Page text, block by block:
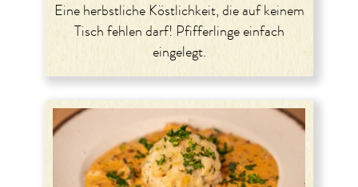
Eine herbstliche Köstlichkeit, die auf keinem
Tisch fehlen darf! Pfifferlinge einfach
eingelegt.